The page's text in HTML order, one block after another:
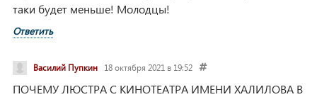
таки будет меньше! Молодцы!
Ответить
Василий Пупкин 18 октября 2021 в 19:52
ПОЧЕМУ ЛЮСТРА С КИНОТЕАТРА ИМЕНИ ХАЛИЛОВА В